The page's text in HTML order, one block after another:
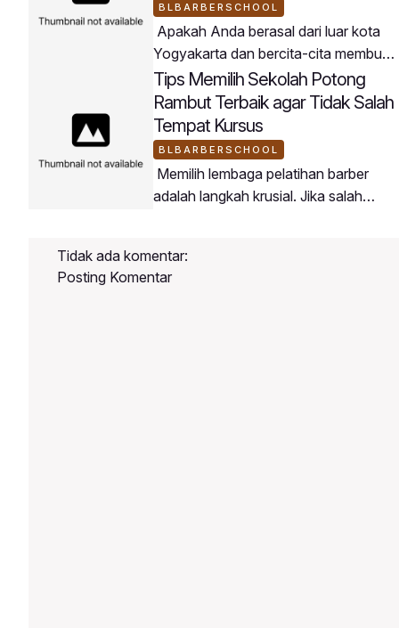
BLBARBERSCHOOL
Apakah Anda berasal dari luar kota
Yogyakarta dan bercita-cita membuka
usaha barbershop di daerah asal
Anda? BLBarberSchool menjadi
jembatan terbaik untuk mewujudkan
rencana tersebut.Peserta
BLBarberSchool datang dari berbagai
penjuru wilayah di Indonesia dengan
tujuan membawa keahlian barbering
masing.Mengapa Buka Barbershop di
Daerah Sangat Potensial?Persaingan
Tips Memilih Sekolah Potong
Rambut Terbaik agar Tidak Salah
Tempat Kursus
BLBARBERSCHOOL
Memilih lembaga pelatihan barber
adalah langkah krusial. Jika salah
mendapatkan ilmu yang
maksimal.Berikut adalah panduan
Tidak ada komentar:
Posting Komentar